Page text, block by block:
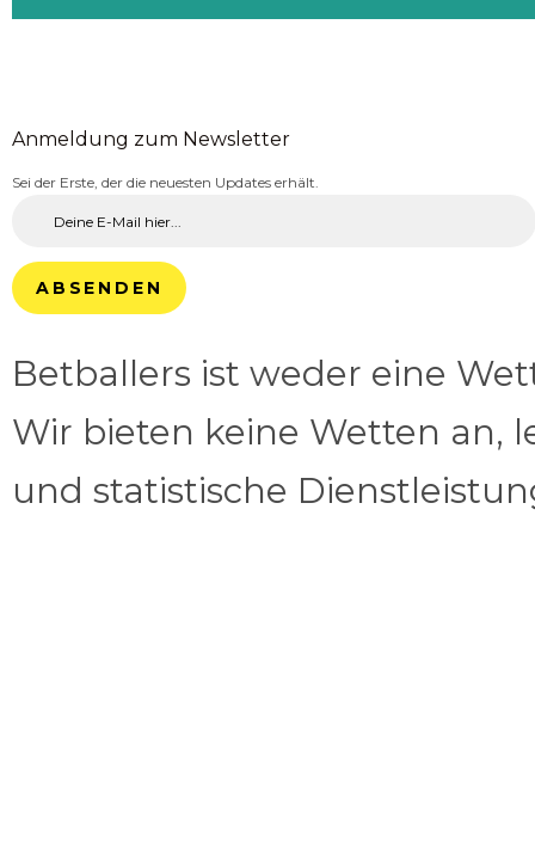
Anmeldung zum Newsletter
Sei der Erste, der die neuesten Updates erhält.
ABSENDEN
Betballers ist weder eine
Wir bieten keine Wetten an,
und statistische